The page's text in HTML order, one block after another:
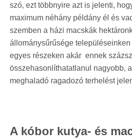
szó, ezt többnyire azt is jelenti,
maximum néhány példány él és
szemben a házi macskák
állománysűrűsége
egyes részeken akár ennek
összehasonlíthatatlanul nagyobb,
meghaladó ragadozó terhelést
A kóbor kutya- és